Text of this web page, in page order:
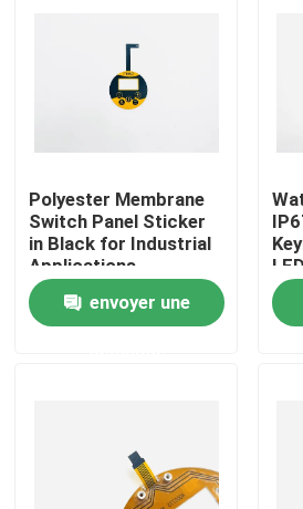
VR Show
Visite d'usine
Contrôle de la qualité
Panneau de contact à membrane
Polyester Membrane
Switch Panel Sticker
in Black for Industrial
Applications
envoyer une